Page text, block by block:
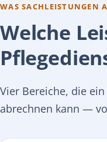
WAS SACHLEISTUNGEN
Welche
Vier Bereiche, die
abrechnen kann —